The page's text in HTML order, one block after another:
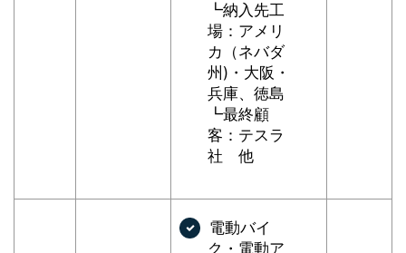
┗納入先工
場：アメリ
カ（ネバダ
州)・大阪・
兵庫、徳島
┗最終顧
客：テスラ
社 他
電動バイ
ク・電動ア